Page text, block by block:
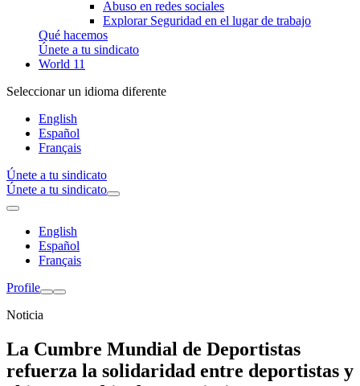
Abuso en redes sociales
Explorar Seguridad en el lugar de trabajo
Qué hacemos
Únete a tu sindicato
World 11
Seleccionar un idioma diferente
English
Español
Français
Únete a tu sindicato
Únete a tu sindicato
English
Español
Français
Profile
Noticia
La Cumbre Mundial de Deportistas
refuerza la solidaridad entre deportistas y